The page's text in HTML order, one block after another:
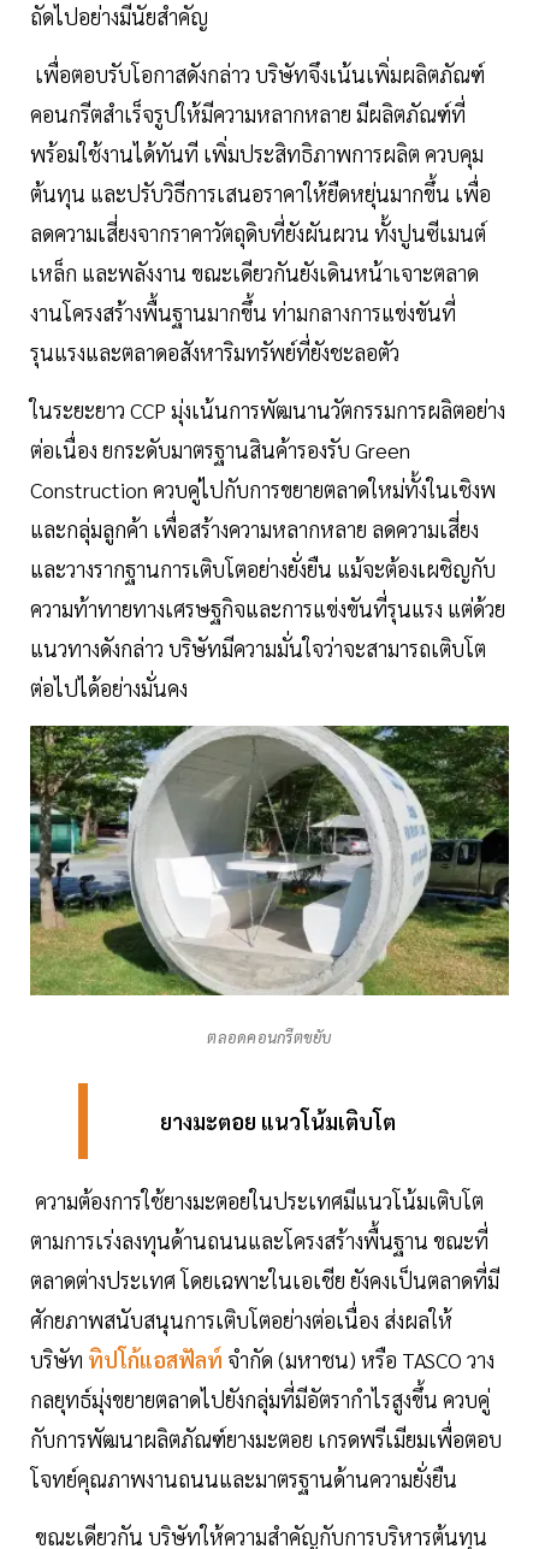
ถัดไปอย่างมีนัยสำคัญ
เพื่อตอบรับโอกาสดังกล่าว บริษัทจึงเน้นเพิ่มผลิตภัณฑ์
คอนกรีตสำเร็จรูปให้มีความหลากหลาย มีผลิตภัณฑ์ที่
พร้อมใช้งานได้ทันที เพิ่มประสิทธิภาพการผลิต ควบคุม
ต้นทุน และปรับวิธีการเสนอราคาให้ยืดหยุ่นมากขึ้น เพื่อ
ลดความเสี่ยงจากราคาวัตถุดิบที่ยังผันผวน ทั้งปูนซีเมนต์
เหล็ก และพลังงาน ขณะเดียวกันยังเดินหน้าเจาะตลาด
งานโครงสร้างพื้นฐานมากขึ้น ท่ามกลางการแข่งขันที่
รุนแรงและตลาดอสังหาริมทรัพย์ที่ยังชะลอตัว
ในระยะยาว CCP มุ่งเน้นการพัฒนานวัตกรรมการผลิตอย่าง
ต่อเนื่อง ยกระดับมาตรฐานสินค้ารองรับ Green
Construction ควบคู่ไปกับการขยายตลาดใหม่ทั้งในเชิงพ
และกลุ่มลูกค้า เพื่อสร้างความหลากหลาย ลดความเสี่ยง
และวางรากฐานการเติบโตอย่างยั่งยืน แม้จะต้องเผชิญกับ
ความท้าทายทางเศรษฐกิจและการแข่งขันที่รุนแรง แต่ด้วย
แนวทางดังกล่าว บริษัทมีความมั่นใจว่าจะสามารถเติบโต
ต่อไปได้อย่างมั่นคง
ตลอดคอนกรีตขยับ
ยางมะตอย แนวโน้มเติบโต
ความต้องการใช้ยางมะตอยในประเทศมีแนวโน้มเติบโต
ตามการเร่งลงทุนด้านถนนและโครงสร้างพื้นฐาน ขณะที่
ตลาดต่างประเทศ โดยเฉพาะในเอเชีย ยังคงเป็นตลาดที่มี
ศักยภาพสนับสนุนการเติบโตอย่างต่อเนื่อง ส่งผลให้
บริษัท ทิปโก้แอสฟัลท์ จำกัด (มหาชน) หรือ TASCO วาง
กลยุทธ์มุ่งขยายตลาดไปยังกลุ่มที่มีอัตรากำไรสูงขึ้น ควบคู่
กับการพัฒนาผลิตภัณฑ์ยางมะตอย เกรดพรีเมียมเพื่อตอบ
โจทย์คุณภาพงานถนนและมาตรฐานด้านความยั่งยืน
ขณะเดียวกัน บริษัทให้ความสำคัญกับการบริหารต้นทุน